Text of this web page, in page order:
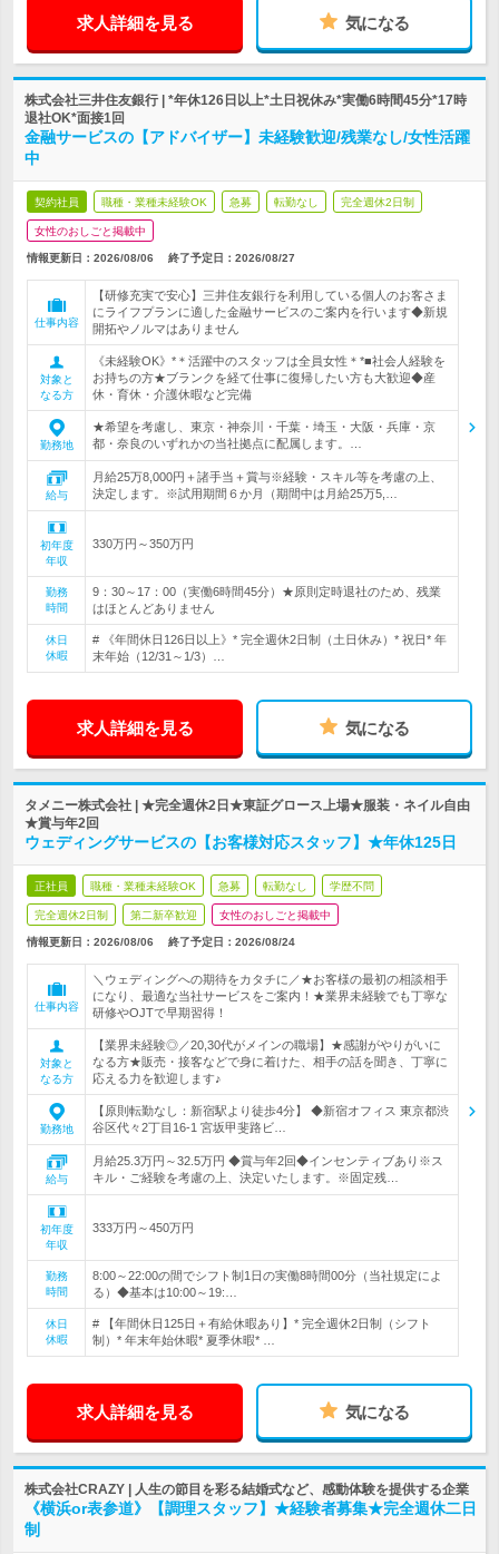
求人詳細を見る 気になる
株式会社三井住友銀行 | *年休126日以上*土日祝休み*実働6時間45分*17時
退社OK*面接1回
金融サービスの【アドバイザー】未経験歓迎/残業なし/女性活躍
中
契約社員 職種・業種未経験OK 急募 転勤なし 完全週休2日制
女性のおしごと掲載中
情報更新日：2026/08/06 終了予定日： 2026/08/27
仕事内容
【研修充実で安心】三井住友銀行を利用している個人のお客さま
にライフプランに適した金融サービスのご案内を行います◆新規
開拓やノルマはありません
対象と
なる方
《未経験OK》*＊活躍中のスタッフは全員女性＊*■社会人経験を
お持ちの方★ブランクを経て仕事に復帰したい方も大歓迎◆産
休・育休・介護休暇など完備
勤務地
★希望を考慮し、東京・神奈川・千葉・埼玉・大阪・兵庫・京
都・奈良のいずれかの当社拠点に配属します。…
給与
月給25万8,000円＋諸手当＋賞与※経験・スキル等を考慮の上、
決定します。※試用期間６か月（期間中は月給25万5,…
初年度
年収
330万円～350万円
勤務
時間
9：30～17：00（実働6時間45分）★原則定時退社のため、残業
はほとんどありません
休日
休暇
# 《年間休日126日以上》* 完全週休2日制（土日休み）* 祝日* 年
末年始（12/31～1/3）…
求人詳細を見る 気になる
タメニー株式会社 | ★完全週休2日★東証グロース上場★服装・ネイル自由
★賞与年2回
ウェディングサービスの【お客様対応スタッフ】★年休125日
正社員 職種・業種未経験OK 急募 転勤なし 学歴不問
完全週休2日制 第二新卒歓迎 女性のおしごと掲載中
情報更新日：2026/08/06 終了予定日： 2026/08/24
仕事内容
＼ウェディングへの期待をカタチに／★お客様の最初の相談相手
になり、最適な当社サービスをご案内！★業界未経験でも丁寧な
研修やOJTで早期習得！
対象と
なる方
【業界未経験◎／20,30代がメインの職場】★感謝がやりがいに
なる方★販売・接客などで身に着けた、相手の話を聞き、丁寧に
応える力を歓迎します♪
勤務地
【原則転勤なし：新宿駅より徒歩4分】 ◆新宿オフィス 東京都渋
谷区代々2丁目16-1 宮坂甲斐路ビ…
給与
月給25.3万円～32.5万円 ◆賞与年2回◆インセンティブあり※ス
キル・ご経験を考慮の上、決定いたします。※固定残…
初年度
年収
333万円～450万円
勤務
時間
8:00～22:00の間でシフト制1日の実働8時間00分（当社規定によ
る）◆基本は10:00～19:…
休日
休暇
# 【年間休日125日＋有給休暇あり】* 完全週休2日制（シフト
制）* 年末年始休暇* 夏季休暇* …
求人詳細を見る 気になる
株式会社CRAZY | 人生の節目を彩る結婚式など、感動体験を提供する企業
《横浜or表参道》【調理スタッフ】★経験者募集★完全週休二日
制